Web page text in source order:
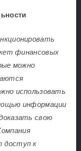
финансовых
можно
использовать
информации
свою
доступ к